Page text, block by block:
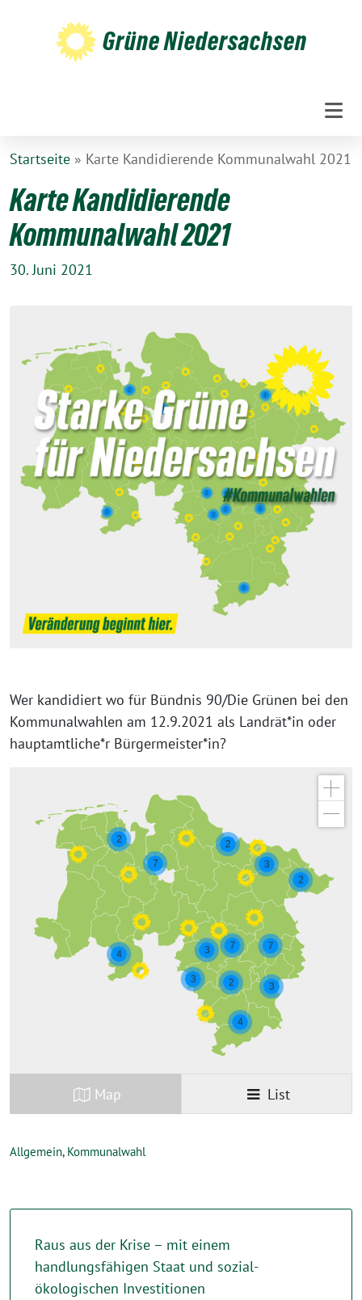
Grüne Niedersachsen
Startseite » Karte Kandidierende Kommunalwahl 2021
Karte Kandidierende
Kommunalwahl 2021
30. Juni 2021
Wer kandidiert wo für Bündnis 90/Die Grünen bei den
Kommunalwahlen am 12.9.2021 als Landrät*in oder
hauptamtliche*r Bürgermeister*in?
2
3
4
4
7
2
2
7
3
3
7
3
2
List
Map
Allgemein, Kommunalwahl
Raus aus der Krise – mit einem
handlungsfähigen Staat und sozial-
ökologischen Investitionen